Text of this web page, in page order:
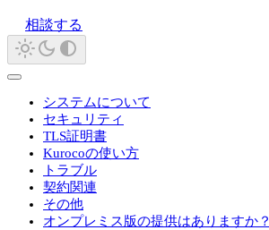
相談する
システムについて
セキュリティ
TLS証明書
Kurocoの使い方
トラブル
契約関連
その他
オンプレミス版の提供はありますか？